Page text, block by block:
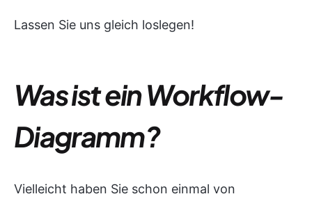
Lassen Sie uns gleich loslegen!
Was ist ein Workflow-
Diagramm?
Vielleicht haben Sie schon einmal von